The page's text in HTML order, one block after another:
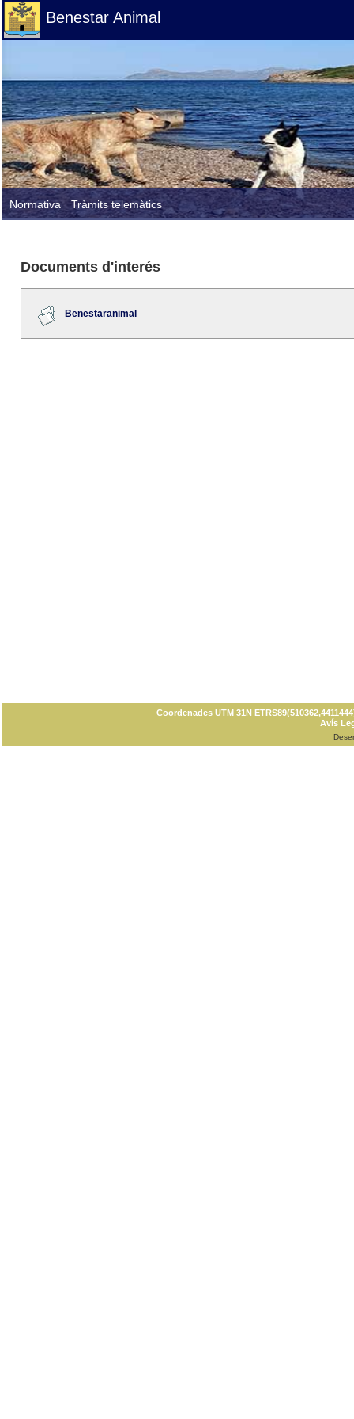
Benestar Animal
Normativa Tràmits telemàtics
Documents d'interés
Benestaranimal
Coordenades UTM 31N
Avís